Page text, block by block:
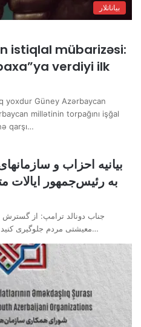
بیاناتلار
istiqlal mübarizəsi:
verdiyi ilk
yoxdur Güney Azərbaycan
millətinin torpağını işğal
qarşı…
بیانیه احزاب و
به رئیس‌جمهور ایالات
جناب دونالد ترامپ: از
معیشتی مردم جلوگیری کنید بیانیه احزاب و سازمان‌های آذربایجان…